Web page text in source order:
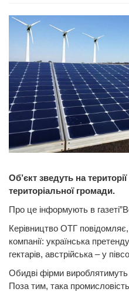
Об’єкт зведуть на
територіальної громади.
Про це інформують в
Керівництво ОТГ повідомляє,
компанії: українська
гектарів, австрійська – у
Обидві фірми
Поза тим, така